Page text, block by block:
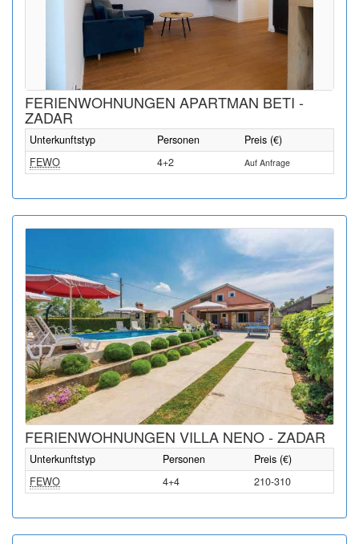
FERIENWOHNUNGEN APARTMAN BETI -
ZADAR
Unterkunftstyp Personen
Preis (€)
FEWO
4+2 Auf Anfrage
FERIENWOHNUNGEN VILLA NENO - ZADAR
Unterkunftstyp Personen
Preis (€)
FEWO
4+4 210-310